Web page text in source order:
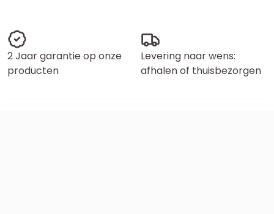
2 Jaar garantie op onze
producten
Levering naar wens:
afhalen of thuisbezorgen